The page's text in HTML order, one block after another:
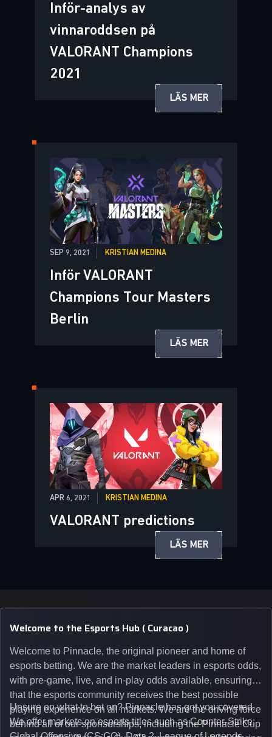
Inför-analys av
vinnaroddsen på
VALORANT Champions
2021
LÄS MER
SEP 9, 2021 KRISTIAN MEDINA
Inför VALORANT
Champions Tour Masters
Berlin
LÄS MER
APR 6, 2021 KRISTIAN MEDINA
VALORANT predictions
LÄS MER
Welcome to the Esports Hub ( Curacao )
Welcome to Pinnacle, the original pioneer and home of
esports betting. We are the market leaders in esports odds,
with pre-game, live, and in-play odds available, ensuring
that the esports community receives the best possible
playing experience on all markets. We are the driving force
behind all of our sponsorships, including the Pinnacle Cup
Unsure on what to bet on? Pinnacle has got you covered.
We offer markets on esports titles such as Counter-Strike: